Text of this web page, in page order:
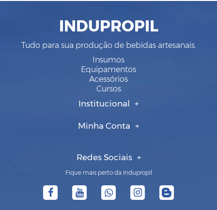
INDUPROPIL
Tudo para sua produção de bebidas artesanais.
Insumos
Equipamentos
Acessórios
Cursos
Institucional
Minha Conta
Redes Sociais
Fique mais perto da Indupropil